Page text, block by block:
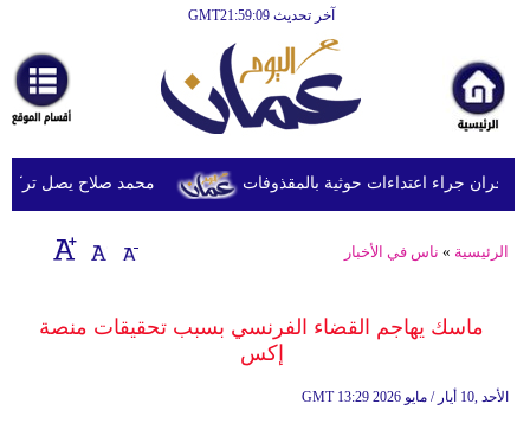
آخر تحديث GMT21:59:09
أخبارعاجلة
رياضة
ثقافة
إقتصاد
وموسيقى
محمد صلاح يصل تركيا
الرئيسية » ناس في الأخبار
ماسك يهاجم القضاء الفرنسي بسبب تحقيقات منصة
إكس
GMT 13:29 2026 الأحد ,10 أيار / مايو